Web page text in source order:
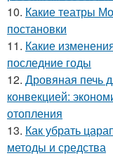
10. Какие театры
постановки
11. Какие
последние годы
12. Дровяная печь
конвекцией:
отопления
13. Как убрать
методы и средства